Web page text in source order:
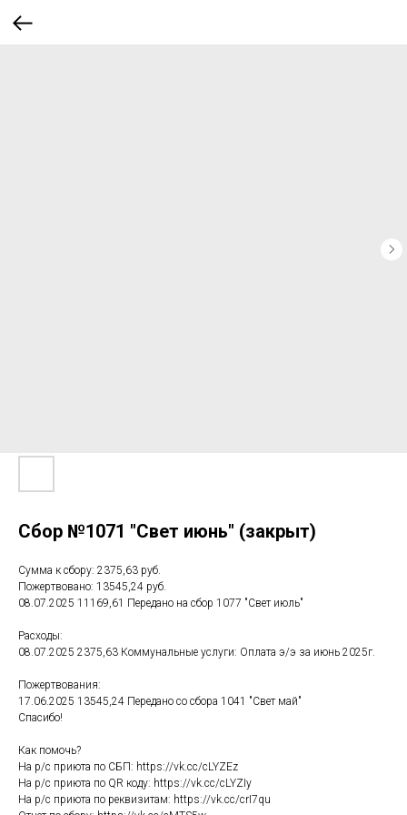
Сбор №1071 "Свет июнь" (закрыт)
Сумма к сбору: 2375,63 руб.
Пожертвовано: 13545,24 руб.
08.07.2025 11169,61 Передано на сбор 1077 "Свет июль"
Расходы:
08.07.2025 2375,63 Коммунальные услуги: Оплата э/э за июнь 2025г.
Пожертвования:
17.06.2025 13545,24 Передано со сбора 1041 "Свет май"
Спасибо!
Как помочь?
На р/с приюта по СБП: https://vk.cc/cLYZEz
На р/с приюта по QR коду: https://vk.cc/cLYZIy
На р/с приюта по реквизитам: https://vk.cc/crI7qu